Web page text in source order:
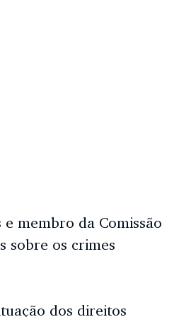
membro da Comissão
sobre os crimes
dos direitos